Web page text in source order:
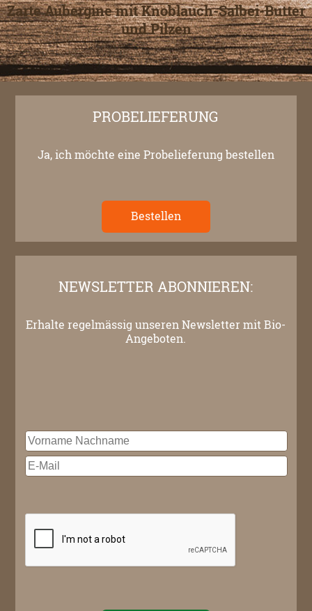
Zarte Aubergine mit Knoblauch-Salbei-Butter
und Pilzen
PROBELIEFERUNG
Ja, ich möchte eine Probelieferung bestellen
Bestellen
NEWSLETTER ABONNIEREN:
Erhalte regelmässig unseren Newsletter mit Bio-
Angeboten.